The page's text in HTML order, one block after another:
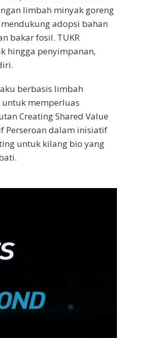
limbah minyak goreng
adopsi bahan
bakar fosil. TUKR
hingga penyimpanan,
berbasis limbah
memperluas
Creating Shared Value
Perseroan dalam inisiatif
untuk kilang bio yang